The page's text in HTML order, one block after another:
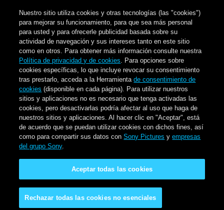
Nuestro sitio utiliza cookies y otras tecnologías (las "cookies")
para mejorar su funcionamiento, para que sea más personal
para usted y para ofrecerle publicidad basada sobre su
actividad de navegación y sus intereses tanto en este sitio
como en otros. Para obtener más información consulte nuestra
Política de privacidad y de cookies. Para opciones sobre
cookies específicas, lo que incluye revocar su consentimiento
tras prestarlo, acceda a la Herramientade consentimiento de
cookies (disponible en cada página). Para utilizar nuestros
sitios y aplicaciones no es necesario que tenga activadas las
cookies, pero desactivarlas podría afectar al uso que haga de
nuestros sitios y aplicaciones. Al hacer clic en "Aceptar", está
de acuerdo que se puedan utilizar cookies con dichos fines, así
como para compartir sus datos conSony Pictures yempresas
del grupo Sony.
Rechazar todas las cookies no esenciales
Aceptar todas las cookies